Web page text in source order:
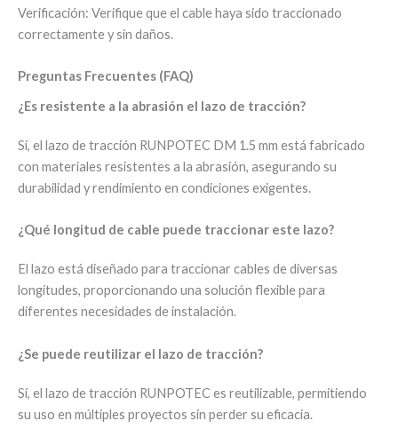
Verificación: Verifique que el cable haya sido traccionado
correctamente y sin daños.
Preguntas Frecuentes (FAQ)
¿Es resistente a la abrasión el lazo de tracción?
Sí, el lazo de tracción RUNPOTEC DM 1.5 mm está fabricado
con materiales resistentes a la abrasión, asegurando su
durabilidad y rendimiento en condiciones exigentes.
¿Qué longitud de cable puede traccionar este lazo?
El lazo está diseñado para traccionar cables de diversas
longitudes, proporcionando una solución flexible para
diferentes necesidades de instalación.
¿Se puede reutilizar el lazo de tracción?
Sí, el lazo de tracción RUNPOTEC es reutilizable, permitiendo
su uso en múltiples proyectos sin perder su eficacia.